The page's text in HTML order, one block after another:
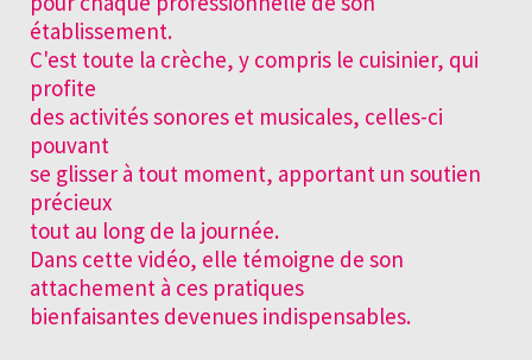
établissement.
C'est toute la crèche, y compris le cuisinier, qui
profite
des activités sonores et musicales, celles-ci
pouvant
se glisser à tout moment, apportant un soutien
précieux
tout au long de la journée.
Dans cette vidéo, elle témoigne de son
attachement à ces pratiques
bienfaisantes devenues indispensables.